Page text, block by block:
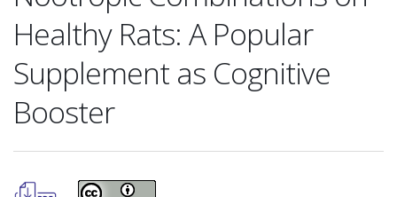
Healthy Rats: A Popular
Supplement as Cognitive
Booster